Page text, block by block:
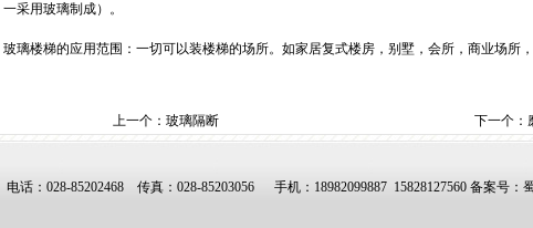
一采用玻璃制成）。
玻璃楼梯的应用范围：一切可以装楼梯的场所。如家居复式楼房，别墅，会所，商业场所，
上一个： 玻璃隔断 下一个：
电话：028-85202468 传真：028-85203056 手机： 18982099887 15828127560 备案号：